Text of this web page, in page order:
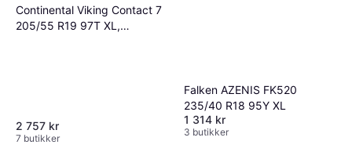
Continental Viking Contact 7
205/55 R19 97T XL,
2 757 kr
7 butikker
Falken AZENIS FK520
235/40 R18 95Y XL
1 314 kr
3 butikker